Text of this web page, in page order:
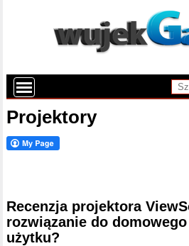
Projektory
Recenzja projektora
rozwiązanie do
użytku?